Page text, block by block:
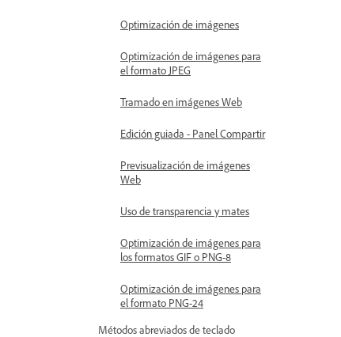
Optimización de imágenes
Optimización de imágenes para
el formato JPEG
Tramado en imágenes Web
Edición guiada - Panel Compartir
Previsualización de imágenes
Web
Uso de transparencia y mates
Optimización de imágenes para
los formatos GIF o PNG-8
Optimización de imágenes para
el formato PNG-24
Métodos abreviados de teclado